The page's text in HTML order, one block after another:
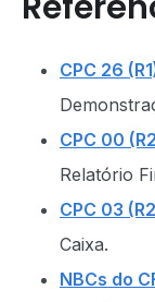
CPC 26
CPC 00
Relatório
CPC 03
Caixa.
NBCs do